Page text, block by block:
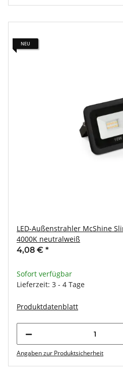
NEU
LED-Außenstrahler McShine
4000K neutralweiß
4,08 € *
Sofort verfügbar
Lieferzeit: 3 - 4 Tage
Produktdatenblatt
Angaben zur Produktsicherheit